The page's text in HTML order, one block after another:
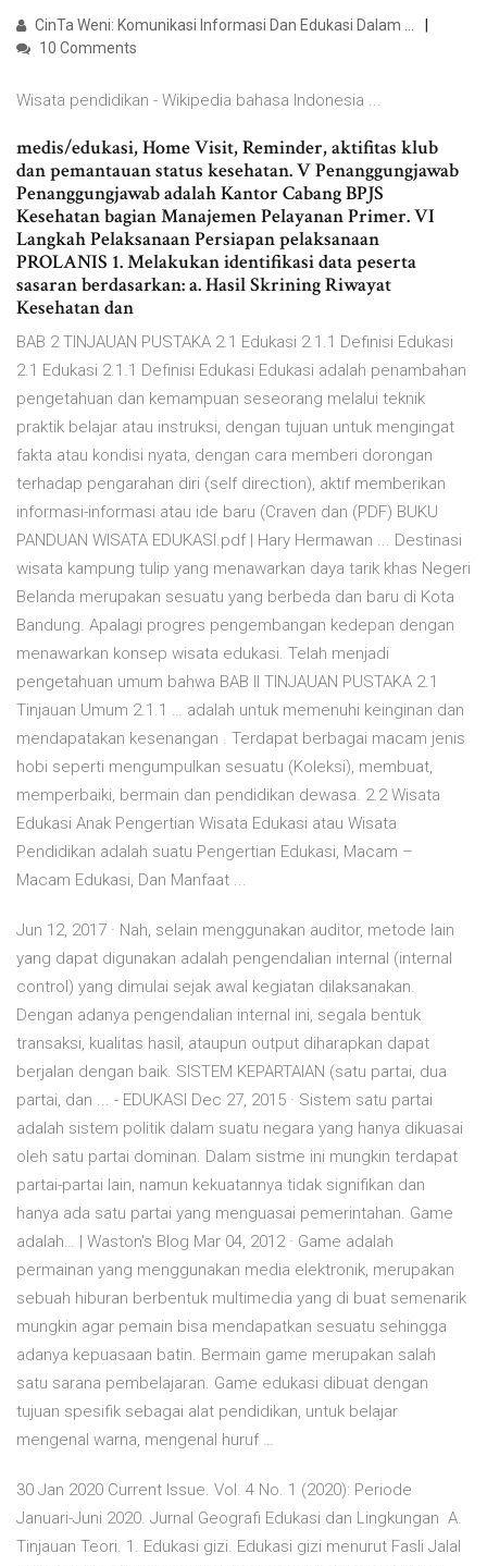
CinTa Weni: Komunikasi Informasi Dan Edukasi Dalam ...
10 Comments
Wisata pendidikan - Wikipedia bahasa Indonesia ...
medis/edukasi, Home Visit, Reminder, aktifitas klub
dan pemantauan status kesehatan. V Penanggungjawab
Penanggungjawab adalah Kantor Cabang BPJS
Kesehatan bagian Manajemen Pelayanan Primer. VI
Langkah Pelaksanaan Persiapan pelaksanaan
PROLANIS 1. Melakukan identifikasi data peserta
sasaran berdasarkan: a. Hasil Skrining Riwayat
Kesehatan dan
BAB 2 TINJAUAN PUSTAKA 2.1 Edukasi 2.1.1 Definisi Edukasi
2.1 Edukasi 2.1.1 Definisi Edukasi Edukasi adalah penambahan
pengetahuan dan kemampuan seseorang melalui teknik
praktik belajar atau instruksi, dengan tujuan untuk mengingat
fakta atau kondisi nyata, dengan cara memberi dorongan
terhadap pengarahan diri (self direction), aktif memberikan
informasi-informasi atau ide baru (Craven dan (PDF) BUKU
PANDUAN WISATA EDUKASI.pdf | Hary Hermawan ... Destinasi
wisata kampung tulip yang menawarkan daya tarik khas Negeri
Belanda merupakan sesuatu yang berbeda dan baru di Kota
Bandung. Apalagi progres pengembangan kedepan dengan
menawarkan konsep wisata edukasi. Telah menjadi
pengetahuan umum bahwa BAB II TINJAUAN PUSTAKA 2.1
Tinjauan Umum 2.1.1 … adalah untuk memenuhi keinginan dan
mendapatakan kesenangan . Terdapat berbagai macam jenis
hobi seperti mengumpulkan sesuatu (Koleksi), membuat,
memperbaiki, bermain dan pendidikan dewasa. 2.2 Wisata
Edukasi Anak Pengertian Wisata Edukasi atau Wisata
Pendidikan adalah suatu Pengertian Edukasi, Macam –
Macam Edukasi, Dan Manfaat ...
Jun 12, 2017 · Nah, selain menggunakan auditor, metode lain
yang dapat digunakan adalah pengendalian internal (internal
control) yang dimulai sejak awal kegiatan dilaksanakan.
Dengan adanya pengendalian internal ini, segala bentuk
transaksi, kualitas hasil, ataupun output diharapkan dapat
berjalan dengan baik. SISTEM KEPARTAIAN (satu partai, dua
partai, dan ... - EDUKASI Dec 27, 2015 · Sistem satu partai
adalah sistem politik dalam suatu negara yang hanya dikuasai
oleh satu partai dominan. Dalam sistme ini mungkin terdapat
partai-partai lain, namun kekuatannya tidak signifikan dan
hanya ada satu partai yang menguasai pemerintahan. Game
adalah… | Waston's Blog Mar 04, 2012 · Game adalah
permainan yang menggunakan media elektronik, merupakan
sebuah hiburan berbentuk multimedia yang di buat semenarik
mungkin agar pemain bisa mendapatkan sesuatu sehingga
adanya kepuasaan batin. Bermain game merupakan salah
satu sarana pembelajaran. Game edukasi dibuat dengan
tujuan spesifik sebagai alat pendidikan, untuk belajar
mengenal warna, mengenal huruf …
30 Jan 2020 Current Issue. Vol. 4 No. 1 (2020): Periode
Januari-Juni 2020. Jurnal Geografi Edukasi dan Lingkungan A.
Tinjauan Teori. 1. Edukasi gizi. Edukasi gizi menurut Fasli Jalal